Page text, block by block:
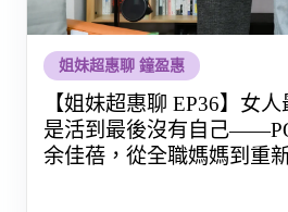
姐妹超惠聊 鐘盈惠
【姐妹超惠聊 EP36】女
是活到最後沒有自己
余佳蓓，從全職媽媽到重